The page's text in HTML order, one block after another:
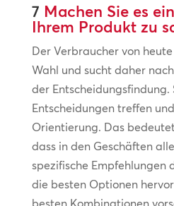
7 Machen Sie es
Ihrem Produkt zu
Der Verbraucher von
Wahl und sucht daher
der
Entscheidungen treffen
Orientierung. Das
dass in den Geschäften
spezifische Empfehlungen
die besten Optionen
besten Kombinationen